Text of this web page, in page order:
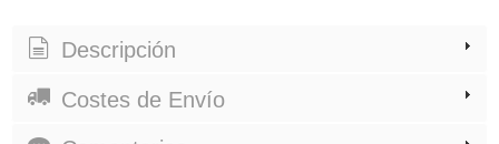
Descripción
Costes de Envío